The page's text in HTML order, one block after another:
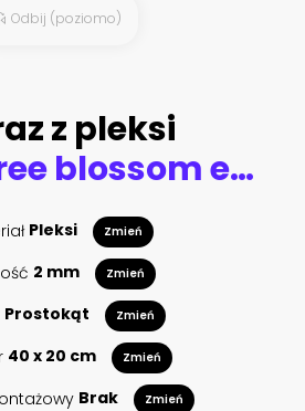
Odbij (poziomo)
z pleksi
Cherry tree blossom explosion in Hurd Park, Dover, New Jersey (search file # 169989794 for the green leaves summer version)
Pleksi Zmień
2 mm Zmień
Prostokąt Zmień
40 x 20 cm Zmień
Brak Zmień